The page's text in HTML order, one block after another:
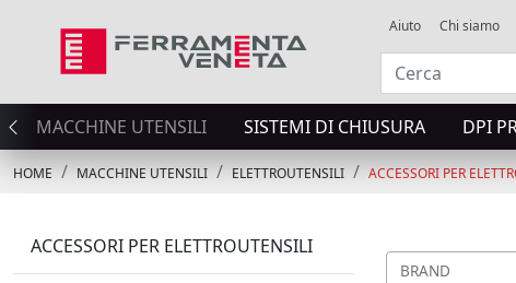
Aiuto Chi siamo
MACCHINE UTENSILI SISTEMI DI CHIUSURA DPI
HOME MACCHINE UTENSILI ELETTROUTENSILI ACCESSORI PER
ACCESSORI PER ELETTROUTENSILI
BRAND